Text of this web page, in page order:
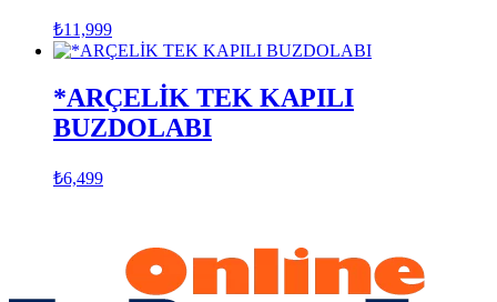
₺11,999
*ARÇELİK TEK KAPILI
BUZDOLABI
₺6,499